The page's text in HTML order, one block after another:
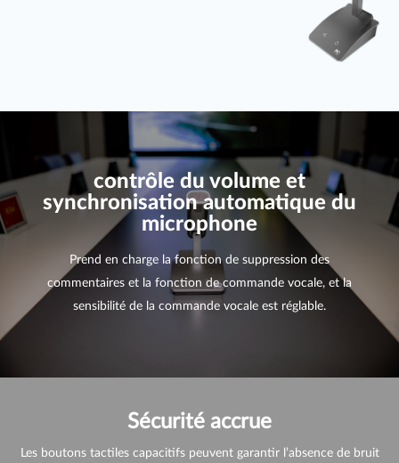
contrôle du volume et
synchronisation automatique du
microphone
Prend en charge la fonction de suppression des
commentaires et la fonction de commande vocale, et la
sensibilité de la commande vocale est réglable.
Sécurité accrue
Les boutons tactiles capacitifs peuvent garantir l’absence de bruit